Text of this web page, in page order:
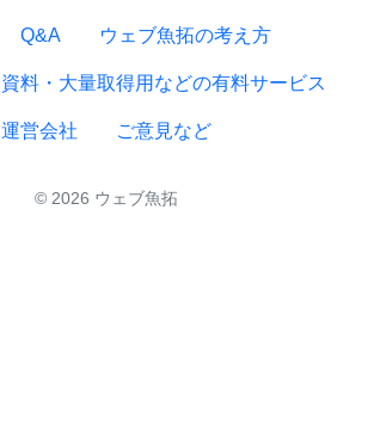
Q&A ウェブ魚拓の考え方
資料・大量取得用などの有料サービス
運営会社 ご意見など
© 2026 ウェブ魚拓